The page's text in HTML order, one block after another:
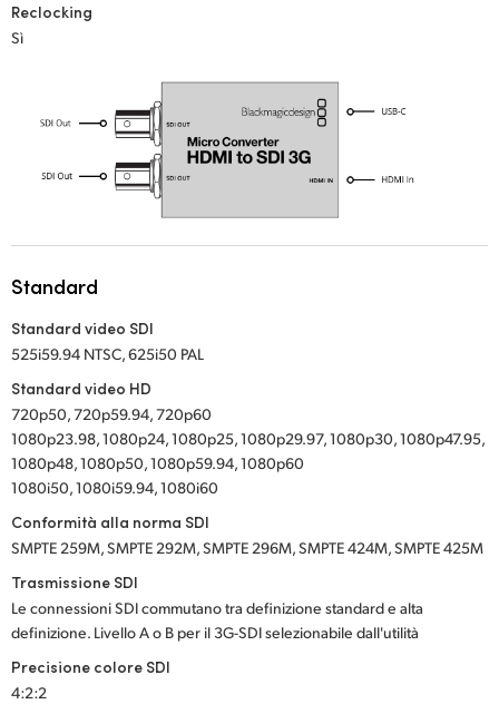
South Africa
Sweden
Chinese Taipei
United Kingdom
Reclocking
Sì
Standard
Standard video SDI
525i59.94 NTSC, 625i50 PAL
Standard video HD
720p50, 720p59.94, 720p60
1080p23.98, 1080p24, 1080p25, 1080p29.97, 1080p30, 1080p47.95,
1080p48, 1080p50, 1080p59.94, 1080p60
1080i50, 1080i59.94, 1080i60
Conformità alla norma SDI
SMPTE 259M, SMPTE 292M, SMPTE 296M, SMPTE 424M, SMPTE 425M
Trasmissione SDI
Le connessioni SDI commutano tra definizione standard e alta
definizione. Livello A o B per il 3G-SDI selezionabile dall'utilità
Precisione colore SDI
4:2:2